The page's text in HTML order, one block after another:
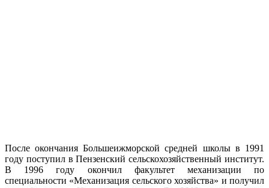
После окончания Большеижморской средней школы в 1991
году поступил в Пензенский сельскохозяйственный институт.
В 1996 году окончил факультет механизации по
специальности «Механизация сельского хозяйства» и получил